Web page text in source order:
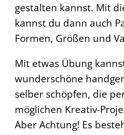
gestalten kannst. Mit
kannst du dann auch
Formen, Größen und
Mit etwas Übung
wunderschöne
selber schöpfen, die
möglichen Kreativ-
Aber Achtung! Es